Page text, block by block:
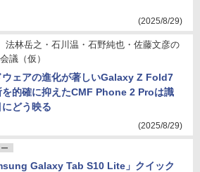
(2025/8/29)
法林岳之・石川温・石野純也・佐藤文彦の
議（仮）
ウェアの進化が著しいGalaxy Z Fold7
を的確に抑えたCMF Phone 2 Proは識
どう映る
(2025/8/29)
Galaxy Tab S10 Lite」クイック